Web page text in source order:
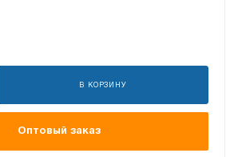
В КОРЗИНУ
Оптовый заказ